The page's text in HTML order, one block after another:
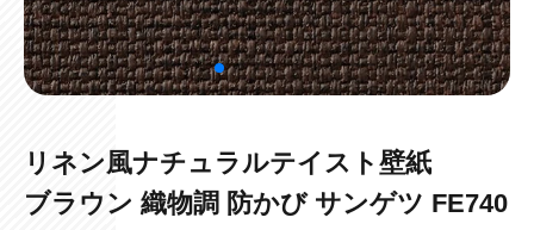
リネン風ナチュラルテイスト壁紙
ブラウン 織物調 防かび サンゲツ FE740